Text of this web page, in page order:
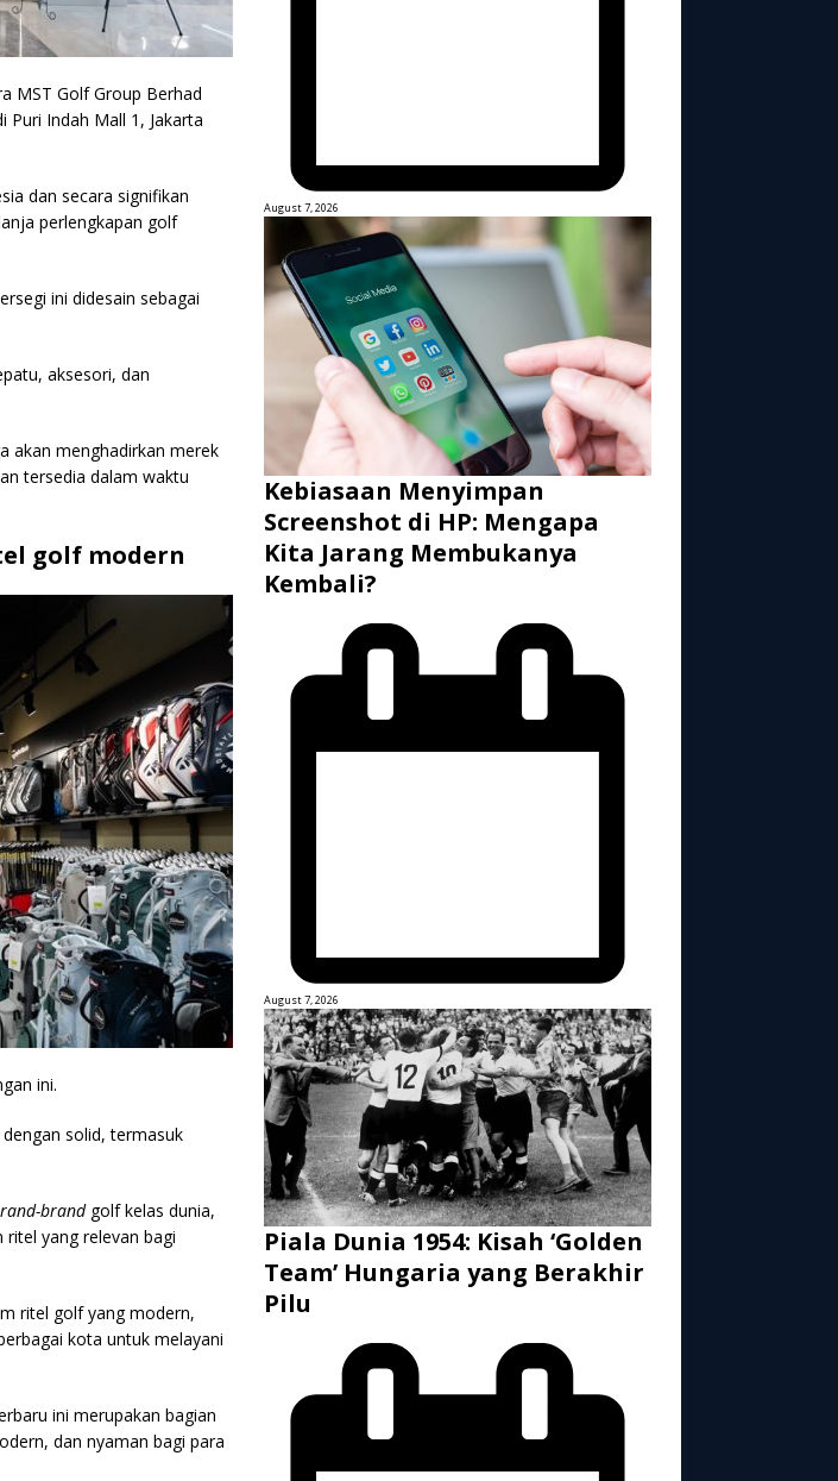
MST Golf Group Berhad
Indah Mall 1, Jakarta
dan secara signifikan
perlengkapan golf
ini didesain sebagai
aksesori, dan
akan menghadirkan merek
tersedia dalam waktu
golf modern
ini.
solid, termasuk
brandgolf kelas dunia,
yang relevan bagi
ritel golf yang modern,
kota untuk melayani
ini merupakan bagian
dan nyaman bagi para
August 7, 2026
Kebiasaan Menyimpan
Screenshot di HP: Mengapa
Kita Jarang Membukanya
Kembali?
August 7, 2026
Piala Dunia 1954: Kisah ‘Golden
Team’ Hungaria yang Berakhir
Pilu